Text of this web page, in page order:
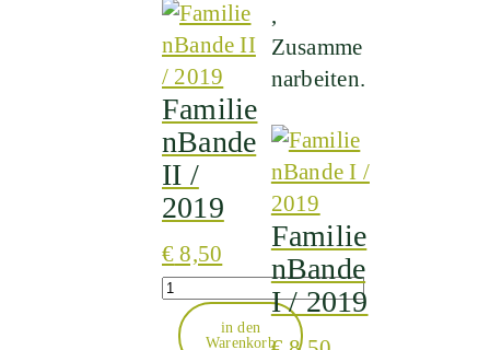
Familie
nBande
II /
2019
€ 8,50
Quantity
in den
Warenkorb
,
Zusamme
narbeiten.
Familie
nBande
I / 2019